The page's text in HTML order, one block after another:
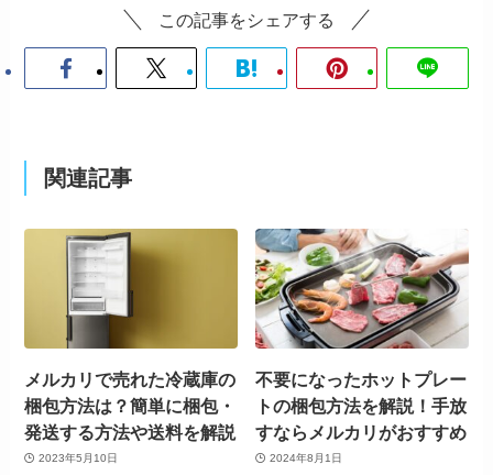
この記事をシェアする
関連記事
メルカリで売れた冷蔵庫の
梱包方法は？簡単に梱包・
発送する方法や送料を解説
2023年5月10日
不要になったホットプレー
トの梱包方法を解説！手放
すならメルカリがおすすめ
2024年8月1日